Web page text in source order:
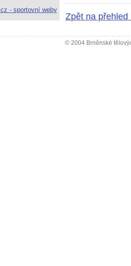
Zpět na přehled
© 2004 Brněnské